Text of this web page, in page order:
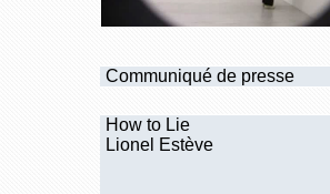
Communiqué de presse
How to Lie
Lionel Estève